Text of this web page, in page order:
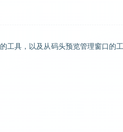
工具，以及从码头预览管理窗口的